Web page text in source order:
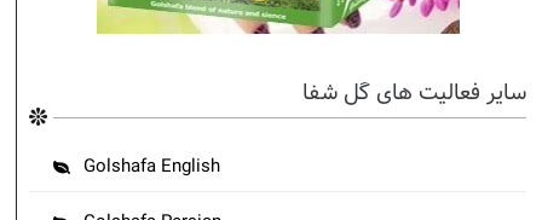
سایر فعالیت های گل شفا
Golshafa English